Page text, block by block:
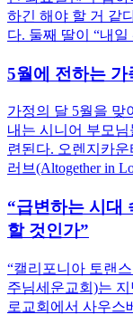
하긴 해야 할 거 같
다. 둘째 딸이 “내
5월에 전하는
가정의 달 5월을 맞
내는 시니어 부모
련된다. 오렌지카
러브(Altogether in
“급변하는 시대
할 것인가”
“캘리포니아 토랜
주님세운교회)는
로교회에서 사우스